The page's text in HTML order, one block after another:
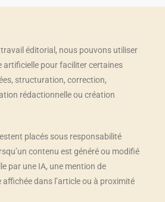
éditorial, nous pouvons utiliser
artificielle pour faciliter certaines
structuration, correction,
rédactionnelle ou création
placés sous responsabilité
contenu est généré ou modifié
par une IA, une mention de
dans l’article ou à proximité